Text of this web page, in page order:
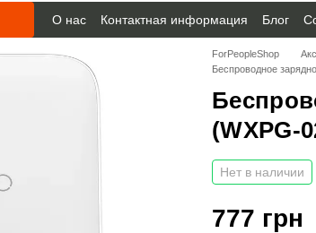
О нас Контактная информация Блог
Гарантия
ForPeopleShop
Беспроводное
(WXPG-
Нет в наличии
777 грн